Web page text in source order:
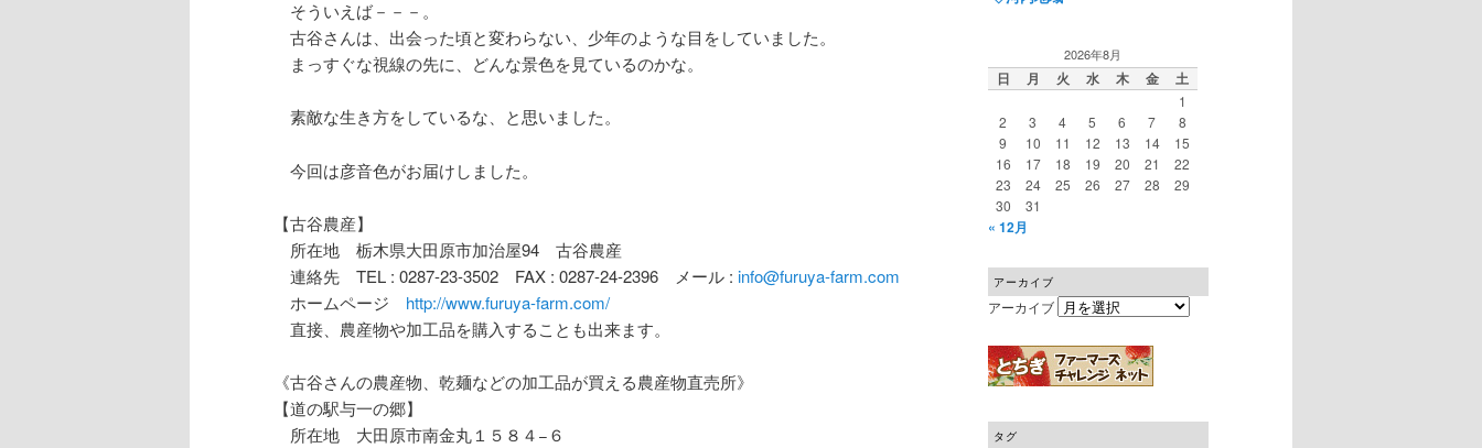
そういえば－－－。
古谷さんは、出会った頃と変わらない、少年のような目をしていました。
まっすぐな視線の先に、どんな景色を見ているのかな。
素敵な生き方をしているな、と思いました。
今回は彦音色がお届けしました。
【古谷農産】
所在地 栃木県大田原市加治屋94 古谷農産
連絡先 TEL : 0287-23-3502 FAX : 0287-24-2396 メール : info@furuya-farm.com
ホームページ http://www.furuya-farm.com/
直接、農産物や加工品を購入することも出来ます。
《古谷さんの農産物、乾麺などの加工品が買える農産物直売所》
【道の駅与一の郷】
所在地 大田原市南金丸１５８４−６
2026年8月
日 月 火 水 木 金 土
1
2
3 4 5 6 7
8
9
10 11 12 13 14
15
16
17 18 19 20 21
22
23
24 25 26 27 28
29
30
31
« 12月
アーカイブ
アーカイブ
タグ